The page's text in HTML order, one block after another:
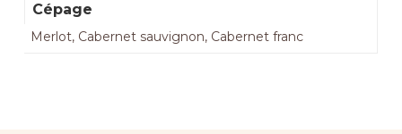
Cépage
Merlot, Cabernet sauvignon, Cabernet franc